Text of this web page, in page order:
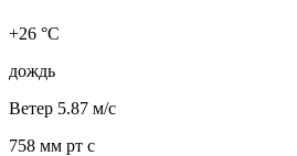
+26 °C
дождь
Ветер 5.87 м/с
758 мм рт с